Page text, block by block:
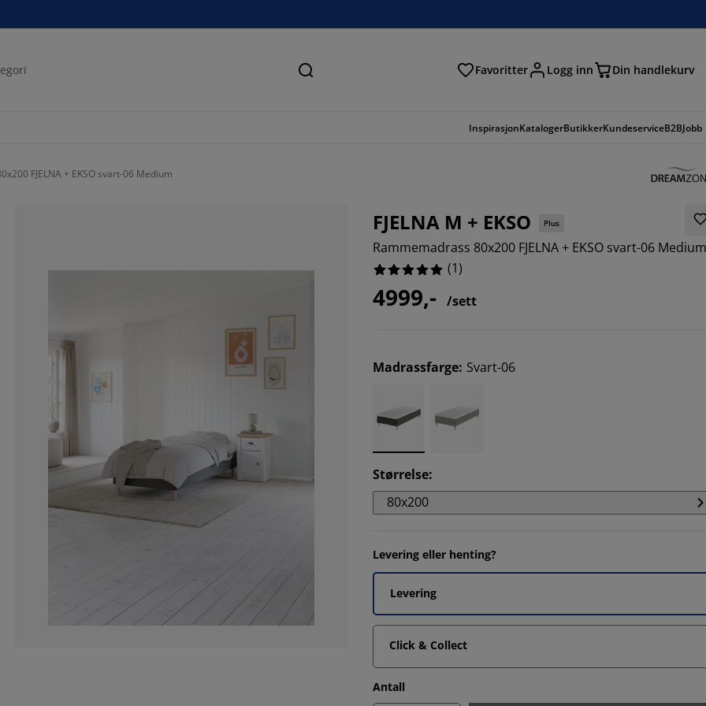
Søk Favoritter Logg inn Din handlekurv
InspirasjonKatalogerButikkerKundeserviceB2BJobb
FJELNA + EKSO svart-06 Medium
FJELNA M + EKSO Plus
Rammemadrass 80x200 FJELNA + EKSO svart-06 Medium
(1)
4999,- /sett
Madrassfarge: Svart-06
Størrelse:
80x200
Levering eller henting?
Levering
Click & Collect
Antall